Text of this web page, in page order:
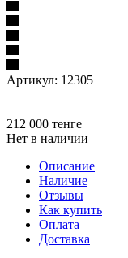
Артикул: 12305
212 000 тенге
Нет в наличии
Описание
Наличие
Отзывы
Как купить
Оплата
Доставка